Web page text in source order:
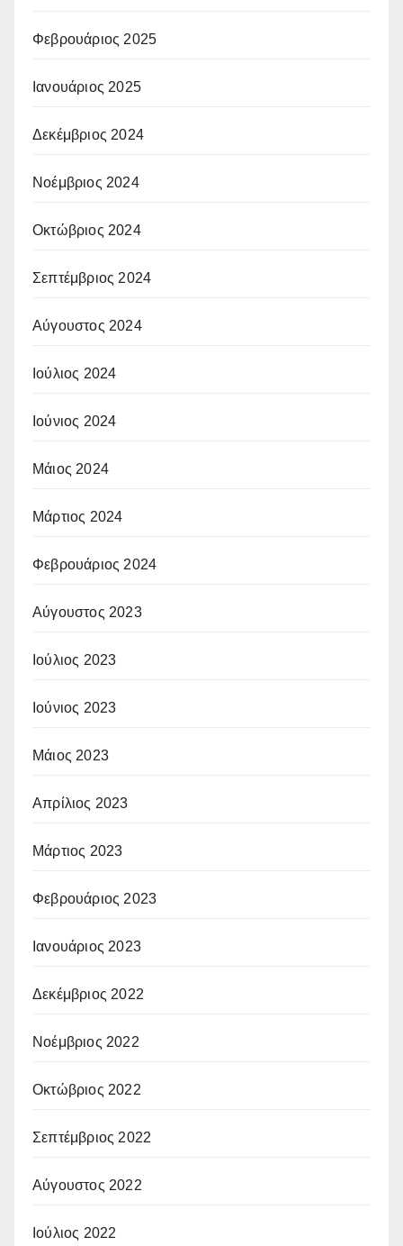
Φεβρουάριος 2025
Ιανουάριος 2025
Δεκέμβριος 2024
Νοέμβριος 2024
Οκτώβριος 2024
Σεπτέμβριος 2024
Αύγουστος 2024
Ιούλιος 2024
Ιούνιος 2024
Μάιος 2024
Μάρτιος 2024
Φεβρουάριος 2024
Αύγουστος 2023
Ιούλιος 2023
Ιούνιος 2023
Μάιος 2023
Απρίλιος 2023
Μάρτιος 2023
Φεβρουάριος 2023
Ιανουάριος 2023
Δεκέμβριος 2022
Νοέμβριος 2022
Οκτώβριος 2022
Σεπτέμβριος 2022
Αύγουστος 2022
Ιούλιος 2022